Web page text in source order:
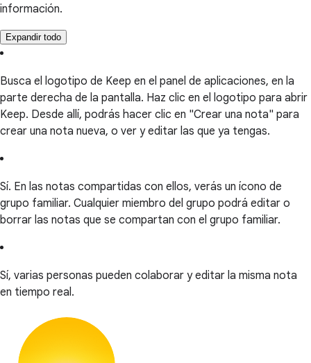
información.
Expandir todo
Busca el logotipo de Keep en el panel de aplicaciones, en la
parte derecha de la pantalla. Haz clic en el logotipo para abrir
Keep. Desde allí, podrás hacer clic en "Crear una nota" para
crear una nota nueva, o ver y editar las que ya tengas.
Sí. En las notas compartidas con ellos, verás un ícono de
grupo familiar. Cualquier miembro del grupo podrá editar o
borrar las notas que se compartan con el grupo familiar.
Sí, varias personas pueden colaborar y editar la misma nota
en tiempo real.